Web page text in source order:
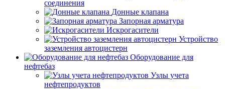
соединения
Донные клапана
Запорная арматура
Искрогасители
Устройство
заземления автоцистерн
Оборудование для
нефтебаз
Узлы учета
нефтепродуктов